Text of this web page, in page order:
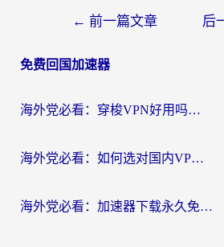
导
← 前一篇文章 后
免费回国加速器
海外党必看：穿梭VPN好用吗？和云帆VPN对比哪个回国效果更好？附真实测评+避坑指南
海外党必看：如何选对国内VPN，实现无缝访问国内资源？
海外党必看：加速器下载永久免费版真的存在吗？教你无缝访问国内资源的正确姿势